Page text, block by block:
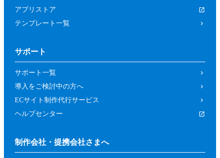
アプリストア
テンプレート一覧
サポート
サポート一覧
導入をご検討中の方へ
ECサイト制作代行サービス
ヘルプセンター
制作会社・提携会社さまへ